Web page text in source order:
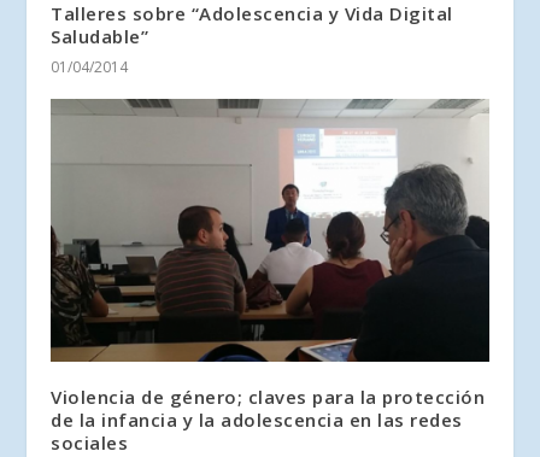
Talleres sobre “Adolescencia y Vida Digital
Saludable”
01/04/2014
Violencia de género; claves para la protección
de la infancia y la adolescencia en las redes
sociales